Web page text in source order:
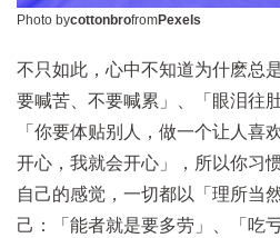
Photo bycottonbrofromPexels
不只如此，心中不知道为什麽总
要喊苦、不要喊累」、「眼泪往
「你要体贴别人，做一个让人喜
开心，我就会开心」，所以你习
自己的感觉，一切都以「理所当
己：「能者就是要多劳」、「吃